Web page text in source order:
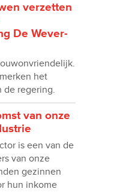
verzetten
De Wever-
het
de regering.
van onze
is een van de
van onze
gezinnen
hun inkome